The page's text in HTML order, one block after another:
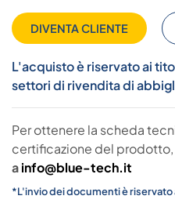
DIVENTA CLIENTE
L'acquisto è riservato ai
settori di rivendita di
Per ottenere la scheda
certificazione del prodotto,
ainfo@blue-tech.it
*L'invio dei documenti è riservato